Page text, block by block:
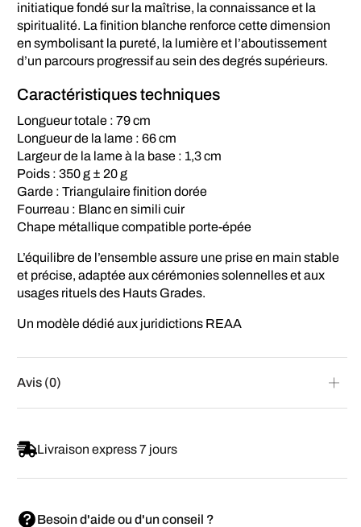
initiatique fondé sur la maîtrise, la connaissance et la
spiritualité. La finition blanche renforce cette dimension
en symbolisant la pureté, la lumière et l’aboutissement
d’un parcours progressif au sein des degrés supérieurs.
Caractéristiques techniques
Longueur totale : 79 cm
Longueur de la lame : 66 cm
Largeur de la lame à la base : 1,3 cm
Poids : 350 g ± 20 g
Garde : Triangulaire finition dorée
Fourreau : Blanc en simili cuir
Chape métallique compatible porte-épée
L’équilibre de l’ensemble assure une prise en main stable
et précise, adaptée aux cérémonies solennelles et aux
usages rituels des Hauts Grades.
Un modèle dédié aux juridictions REAA
Avis (0)
Livraison express 7 jours
Besoin d'aide ou d'un conseil ?